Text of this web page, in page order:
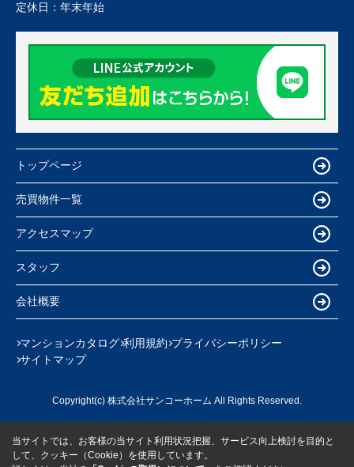
定休日： 年末年始
トップページ
売買物件一覧
アクセスマップ
スタッフ
会社概要
マンションカタログ 利用規約 プライバシーポリシー
サイトマップ
Copyright(c) 株式会社サンコーホーム All Rights Reserved.
当サイトでは、お客様の当サイト利用状況把握、サービス向上検討を目的と
して、クッキー（Cookie）を使用しています。